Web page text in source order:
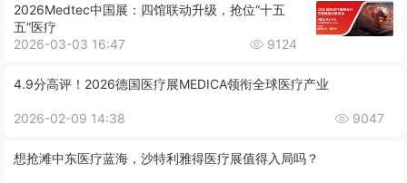
2026Medtec中国展：四馆联动升级，抢位“十五
五”医疗
2026-03-03 16:47
9124
4.9分高评！2026德国医疗展MEDICA领衔全球医疗产业
2026-02-09 14:38 9047
想抢滩中东医疗蓝海，沙特利雅得医疗展值得入局吗？